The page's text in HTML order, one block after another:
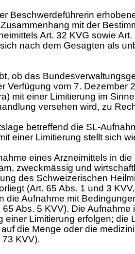
Beschwerdeführerin
mit der
Art. 32 KVG sowie Art.
nach dem Gesagten als
ob das
Verfügung vom 7. Dezember
mit einer Limitierung im
versehen wird, zu
betreffend die SL-
einer Limitierung stellt sich
eines Arzneimittels in
zweckmässig und
des Schweizerischen
(Art. 65 Abs. 1 und 3 KVV
die Aufnahme mit
65 Abs. 5 KVV). Die Aufnahme
einer Limitierung erfolgen; die
die Menge oder die
73 KVV).